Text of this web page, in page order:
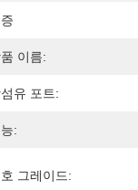
이름:
유 포트:
:
호 그레이드: